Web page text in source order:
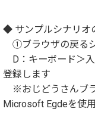
◆ サンプルシナリオ
①ブラウザの戻る
D：キーボード＞
登録します
※おじどうさんブ
Microsoft Egdeを使